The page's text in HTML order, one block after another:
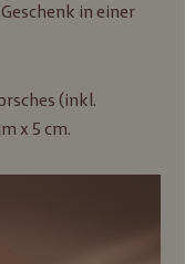
in einer
(inkl.
x 5 cm.